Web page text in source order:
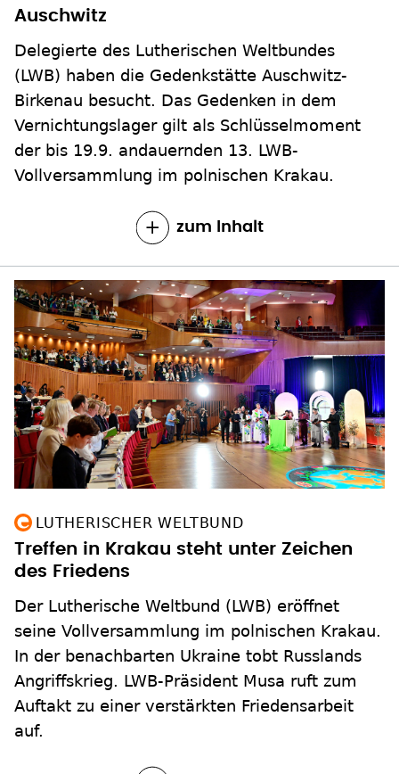
Auschwitz
Delegierte des Lutherischen Weltbundes
(LWB) haben die Gedenkstätte Auschwitz-
Birkenau besucht. Das Gedenken in dem
Vernichtungslager gilt als Schlüsselmoment
der bis 19.9. andauernden 13. LWB-
Vollversammlung im polnischen Krakau.
zum Inhalt
LUTHERISCHER WELTBUND
Treffen in Krakau steht unter Zeichen
des Friedens
Der Lutherische Weltbund (LWB) eröffnet
seine Vollversammlung im polnischen Krakau.
In der benachbarten Ukraine tobt Russlands
Angriffskrieg. LWB-Präsident Musa ruft zum
Auftakt zu einer verstärkten Friedensarbeit
auf.